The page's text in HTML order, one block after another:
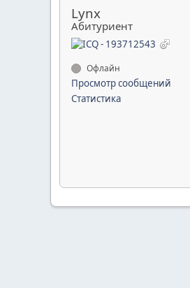
Lynx
Абитуриент
Офлайн
Просмотр сообщений
Статистика